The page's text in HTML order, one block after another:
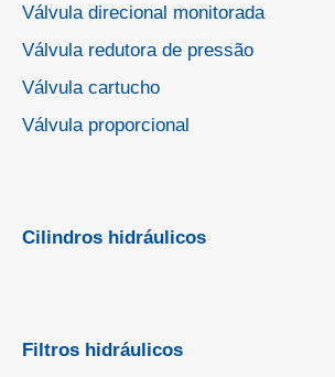
Válvula direcional monitorada
Válvula redutora de pressão
Válvula cartucho
Válvula proporcional
Cilindros hidráulicos
Filtros hidráulicos